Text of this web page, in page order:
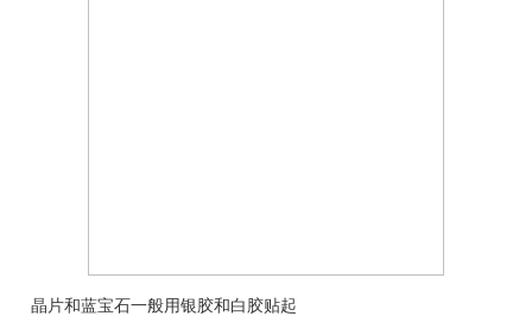
晶片和蓝宝石一般用银胶和白胶贴起